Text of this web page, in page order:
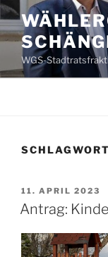
Zum
Inhalt
springen
WGS-
VERÖFFENTLICHT
AM
11. APRIL 2023
Antrag: